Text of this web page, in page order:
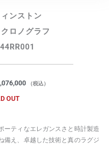
ンストン
ロノグラフ
（税込）
OUT
ーティなエレガンスさと時計製造
備え、卓越した技術と真のラグジ